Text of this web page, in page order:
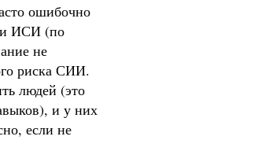
ошибочно
и ИСИ (по
не
риска СИИ.
людей (это
и у них
если не